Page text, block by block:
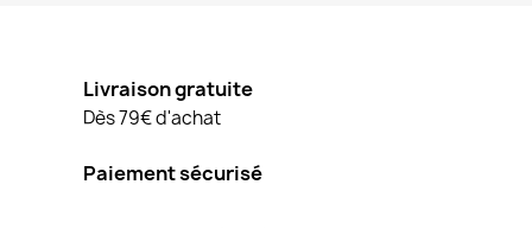
Livraison gratuite
Dès 79€ d'achat
Paiement sécurisé